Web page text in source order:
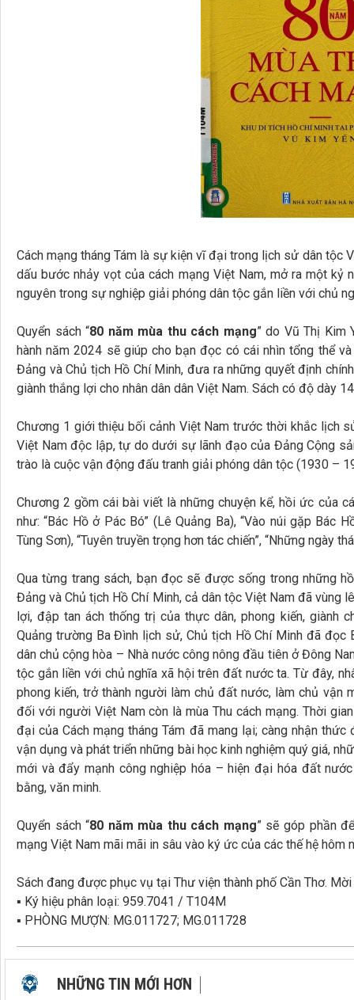
Cách mạng tháng Tám là sự kiện vĩ đại trong lịch sử dân tộc
dấu bước nhảy vọt của cách mạng Việt Nam, mở ra một
nguyên trong sự nghiệp giải phóng dân tộc gắn liền với chủ
Quyển sách “80 năm mùa thu cách mạng” do Vũ Thị Kim
hành năm 2024 sẽ giúp cho bạn đọc có cái nhìn tổng thể
Đảng và Chủ tịch Hồ Chí Minh, đưa ra những quyết định
giành thắng lợi cho nhân dân dân Việt Nam. Sách có độ dày
Chương 1 giới thiệu bối cảnh Việt Nam trước thời khắc lịch
Việt Nam độc lập, tự do dưới sự lãnh đạo của Đảng Cộng
trào là cuộc vận động đấu tranh giải phóng dân tộc (1930 –
Chương 2 gồm cái bài viết là những chuyện kể, hồi ức của
như: “Bác Hồ ở Pác Bó” (Lê Quảng Ba), “Vào núi gặp Bác
Tùng Sơn), “Tuyên truyền trọng hơn tác chiến”, “Những ngày
Qua từng trang sách, bạn đọc sẽ được sống trong những
Đảng và Chủ tịch Hồ Chí Minh, cả dân tộc Việt Nam đã vùng
lợi, đập tan ách thống trị của thực dân, phong kiến, giành
Quảng trường Ba Đình lịch sử, Chủ tịch Hồ Chí Minh đã đọc
dân chủ cộng hòa – Nhà nước công nông đầu tiên ở Đông
tộc gắn liền với chủ nghĩa xã hội trên đất nước ta. Từ đây,
phong kiến, trở thành người làm chủ đất nước, làm chủ vận
đối với người Việt Nam còn là mùa Thu cách mạng. Thời
đại của Cách mạng tháng Tám đã mang lại; càng nhận
vận dụng và phát triển những bài học kinh nghiệm quý giá,
mới và đẩy mạnh công nghiệp hóa – hiện đại hóa đất
bằng, văn minh.
Quyển sách “80 năm mùa thu cách mạng” sẽ góp phần
mạng Việt Nam mãi mãi in sâu vào ký ức của các thế hệ hôm
Sách đang được phục vụ tại Thư viện thành phố Cần Thơ.
▪ Ký hiệu phân loại: 959.7041 / T104M
▪ PHÒNG MƯỢN: MG.011727; MG.011728
NHỮNG TIN MỚI HƠN